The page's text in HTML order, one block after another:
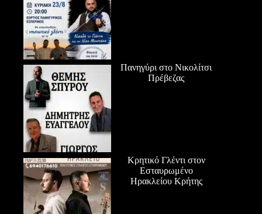
Πανηγύρι στο Νικολίτσι
Πρέβεζας
Κρητικό Γλέντι στον
Εσταυρωμένο
Ηρακλείου Κρήτης